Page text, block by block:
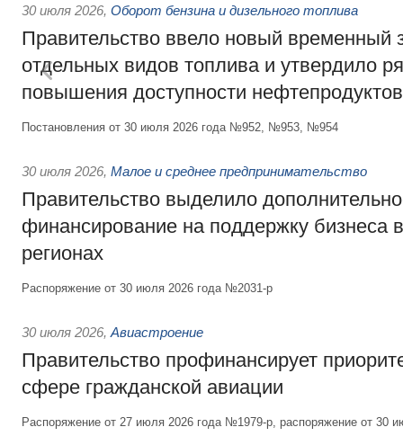
30 июля 2026, Оборот бензина и дизельного топлива
Правительство ввело новый временный
отдельных видов топлива и утвердило
повышения доступности нефтепродуктов
Постановления от 30 июля 2026 года №952, №953, №954
30 июля 2026, Малое и среднее предпринимательство
Правительство выделило
финансирование на поддержку бизнеса
регионах
Распоряжение от 30 июля 2026 года №2031-р
30 июля 2026, Авиастроение
Правительство профинансирует
сфере гражданской авиации
Распоряжение от 27 июля 2026 года №1979-р, распоряжение от 30